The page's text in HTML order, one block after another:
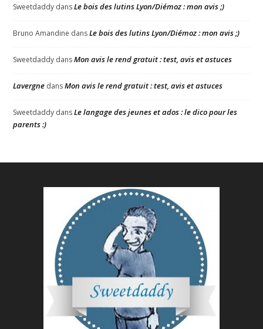
Sweetdaddy dansLe bois des lutins Lyon/Diémoz : mon avis ;)
Bruno Amandine dansLe bois des lutins Lyon/Diémoz : mon avis ;)
Sweetdaddy dansMon avis le rend gratuit : test, avis et astuces
Lavergne dansMon avis le rend gratuit : test, avis et astuces
Sweetdaddy dansLe langage des jeunes et ados : le dico pour les
parents :)